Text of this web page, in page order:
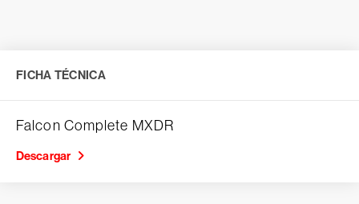
FICHA TÉCNICA
Falcon Complete MXDR
Descargar